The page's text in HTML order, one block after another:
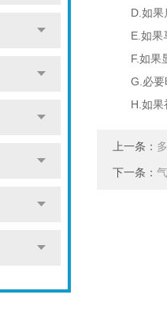
D.如果启
E.如果马
F.如果显
G.必要时
H.如果初
上一条：
下一条：